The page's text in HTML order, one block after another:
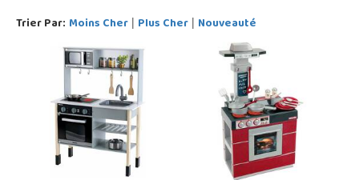
Trier Par: Moins Cher | Plus Cher | Nouveauté